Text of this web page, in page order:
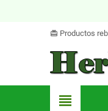
card_giftcard Productos
view_headline